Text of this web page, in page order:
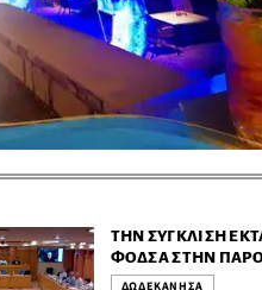
ΤΗΝ ΣΎΓΚΛΙΣΗ
ΦΟΔΣΑ ΣΤΗΝ ΠΆΡΟ
ΠΕΔ ΝΟΤΊΟΥ